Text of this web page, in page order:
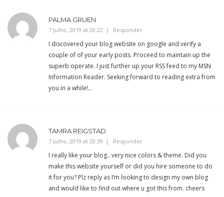
PALMA GRUEN
7 Julho, 2019 at 20:22 Responder
I discovered your blog website on google and verify a
couple of of your early posts. Proceed to maintain up the
superb operate. I just further up your RSS feed to my MSN
Information Reader. Seeking forward to reading extra from
you in a while!…
TAMRA REIGSTAD
7 Julho, 2019 at 20:39 Responder
I really like your blog.. very nice colors & theme. Did you
make this website yourself or did you hire someone to do
it for you? Plz reply as I’m looking to design my own blog
and would like to find out where u got this from. cheers